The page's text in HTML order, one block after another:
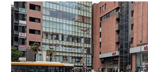
亀戸駅 JR東日本（総武本線）・東
線）
東京都江東区亀戸五丁目 にある、JR東
駅。→亀戸駅